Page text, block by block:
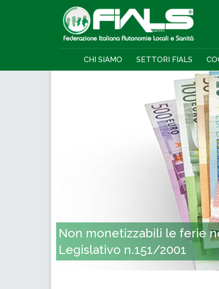
CHI SIAMO SETTORI FIALS
Non monetizzabili le ferie
Legislativo n.151/2001